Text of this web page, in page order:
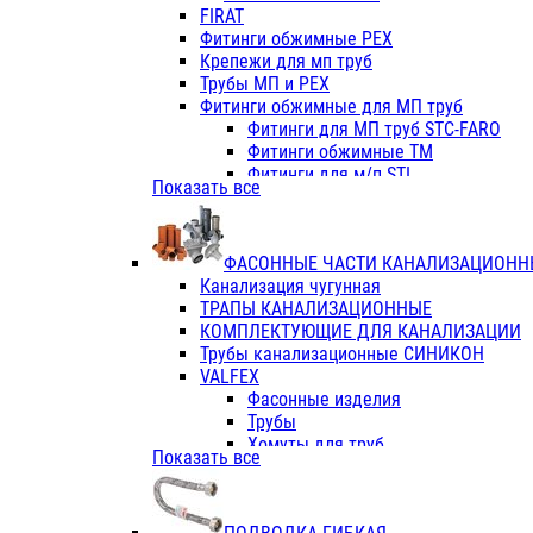
Фитинги ПП белые
Фитинги ПП белые
Фитинги ППс металл.белые
VALFEX
Трубы PE-RT
Трубы ПП водопровод белые
Трубы ПП водопровод серые
Трубы армированные
Трубы армированные
Фитинги с металл. серые
Фитинги ПП (серые)
Фитинги ПП белые
Краны
Фитинги ПП (белые)
Фитинги ПП с металлом белые
ПК КОНТУР
Краны полипропиленовые
Трубы полипропиленивые
FIRAT
Фитинги обжимные PEX
Крепежи для мп труб
Трубы МП и PEX
Фитинги обжимные для МП труб
Фитинги для МП труб STC-FARO
Фитинги обжимные ТМ
Фитинги для м/п STI
Фитинги для МП труб TITAN
TK
VALFEX
Показать все
ФАСОННЫЕ ЧАСТИ
Канализация чугунная
ТРАПЫ КАНАЛИЗАЦИОННЫЕ
КОМПЛЕКТУЮЩИЕ ДЛЯ КАНАЛИЗАЦИИ
Трубы канализационные СИНИКОН
VALFEX
Фасонные изделия
Трубы
Хомуты для труб
ПВХ (стройполимер)
Показать все